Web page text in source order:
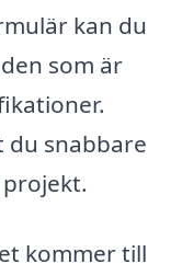
kan du
som är
du snabbare
kommer till